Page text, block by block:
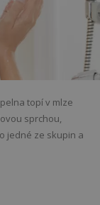
topí v mlze
sprchou,
jedné ze skupin a